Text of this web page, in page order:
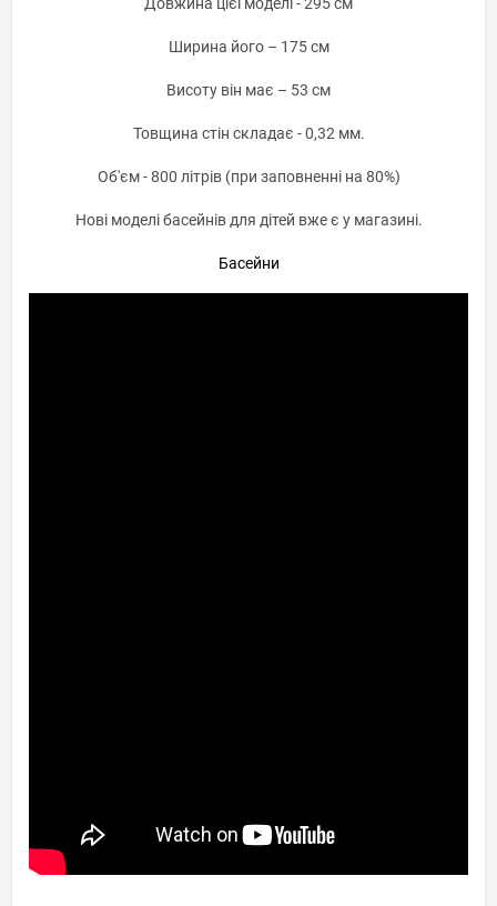
Ширина його – 175 см
Висоту він має – 53 см
Товщина стін складає - 0,32 мм.
Об'єм - 800 літрів (при заповненні на 80%)
Нові моделі басейнів для дітей вже є у магазині.
Басейни